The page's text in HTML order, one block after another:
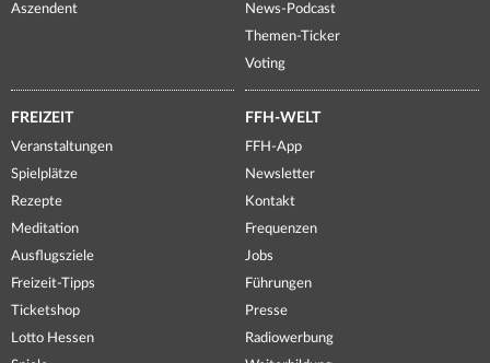
Aszendent
News-Podcast
Themen-Ticker
Voting
FREIZEIT
Veranstaltungen
Spielplätze
Rezepte
Meditation
Ausflugsziele
Freizeit-Tipps
Ticketshop
Lotto Hessen
FFH-WELT
FFH-App
Newsletter
Kontakt
Frequenzen
Jobs
Führungen
Presse
Radiowerbung